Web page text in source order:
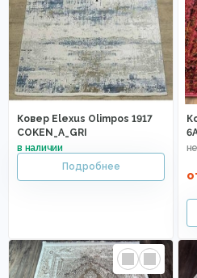
Ковер Elexus Olimpos 1917
COKEN_A_GRI